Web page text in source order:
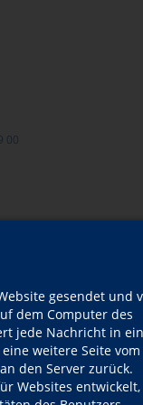
gesendet und
dem Computer des
jede Nachricht in
weitere Seite vom
den Server zurück.
Websites
00
(FH)